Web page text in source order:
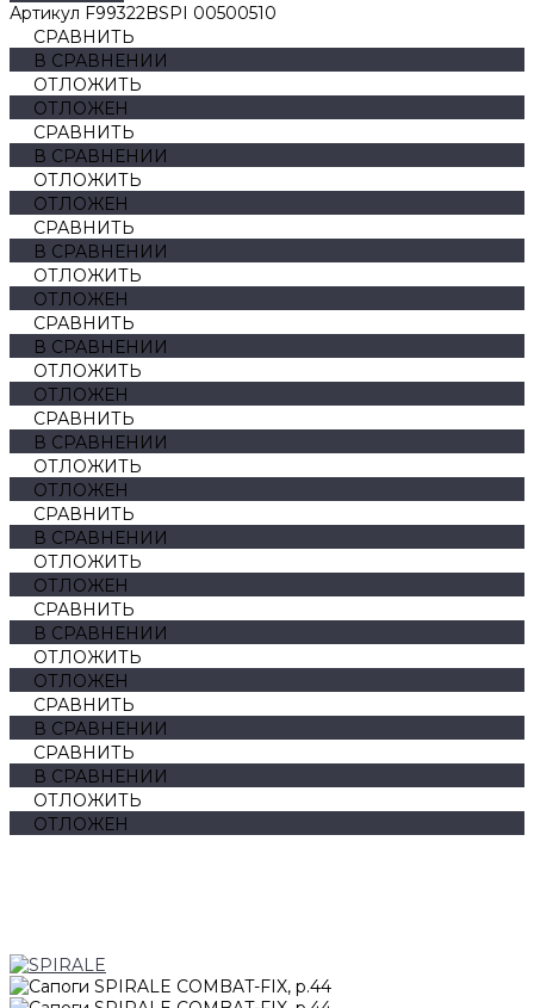
Артикул F99322BSPI 00500510
СРАВНИТЬ
В СРАВНЕНИИ
ОТЛОЖИТЬ
ОТЛОЖЕН
СРАВНИТЬ
В СРАВНЕНИИ
ОТЛОЖИТЬ
ОТЛОЖЕН
СРАВНИТЬ
В СРАВНЕНИИ
ОТЛОЖИТЬ
ОТЛОЖЕН
СРАВНИТЬ
В СРАВНЕНИИ
ОТЛОЖИТЬ
ОТЛОЖЕН
СРАВНИТЬ
В СРАВНЕНИИ
ОТЛОЖИТЬ
ОТЛОЖЕН
СРАВНИТЬ
В СРАВНЕНИИ
ОТЛОЖИТЬ
ОТЛОЖЕН
СРАВНИТЬ
В СРАВНЕНИИ
ОТЛОЖИТЬ
ОТЛОЖЕН
СРАВНИТЬ
В СРАВНЕНИИ
СРАВНИТЬ
В СРАВНЕНИИ
ОТЛОЖИТЬ
ОТЛОЖЕН